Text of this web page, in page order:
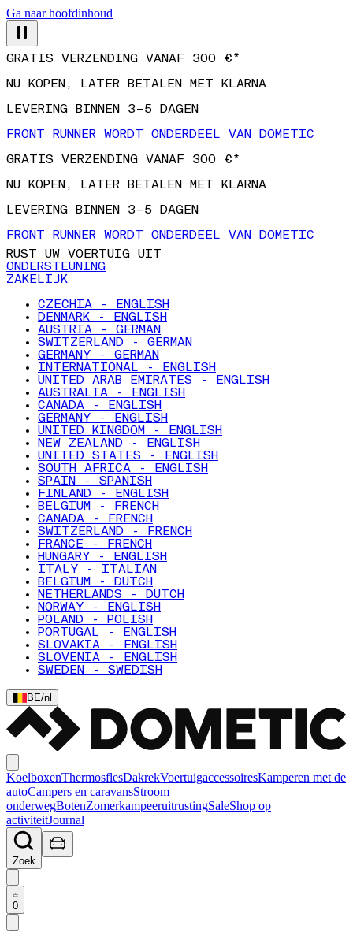
Ga naar hoofdinhoud
GRATIS VERZENDING VANAF 300 €*
NU KOPEN, LATER BETALEN MET KLARNA
LEVERING BINNEN 3–5 DAGEN
FRONT RUNNER WORDT ONDERDEEL VAN DOMETIC
GRATIS VERZENDING VANAF 300 €*
NU KOPEN, LATER BETALEN MET KLARNA
LEVERING BINNEN 3–5 DAGEN
FRONT RUNNER WORDT ONDERDEEL VAN DOMETIC
RUST UW VOERTUIG UIT
ONDERSTEUNING
ZAKELIJK
CZECHIA - ENGLISH
DENMARK - ENGLISH
AUSTRIA - GERMAN
SWITZERLAND - GERMAN
GERMANY - GERMAN
INTERNATIONAL - ENGLISH
UNITED ARAB EMIRATES - ENGLISH
AUSTRALIA - ENGLISH
CANADA - ENGLISH
GERMANY - ENGLISH
UNITED KINGDOM - ENGLISH
NEW ZEALAND - ENGLISH
UNITED STATES - ENGLISH
SOUTH AFRICA - ENGLISH
SPAIN - SPANISH
FINLAND - ENGLISH
BELGIUM - FRENCH
CANADA - FRENCH
SWITZERLAND - FRENCH
FRANCE - FRENCH
HUNGARY - ENGLISH
ITALY - ITALIAN
BELGIUM - DUTCH
NETHERLANDS - DUTCH
NORWAY - ENGLISH
POLAND - POLISH
PORTUGAL - ENGLISH
SLOVAKIA - ENGLISH
SLOVENIA - ENGLISH
SWEDEN - SWEDISH
BE/nl
KoelboxenThermosflesDakrekVoertuigaccessoiresKamperen met de
autoCampers en caravansStroom
onderwegBotenZomerkampeeruitrustingSaleShop op
activiteitJournal
Zoek
0